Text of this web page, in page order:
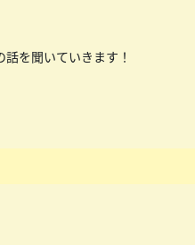
を聞いていきます！